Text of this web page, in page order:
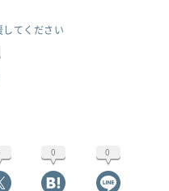
てください
0 0